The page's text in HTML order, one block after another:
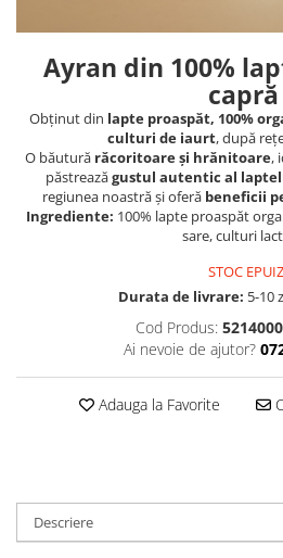
PRODUSE ROMÂNEȘTI
COSMETICE
TOATE PRODUSELE
Ayran din 100%
capră
Obținut din lapte proaspăt, 100%
culturi de iaurt, după
O băutură răcoritoare și hrănitoare,
păstreazăgustul autentic al
regiunea noastră și oferă beneficii
Ingrediente: 100% lapte proaspăt
sare, culturi
STOC
Durata de livrare: 5-10
Cod Produs:
Ai nevoie de ajutor?
Adauga la Favorite
Descriere